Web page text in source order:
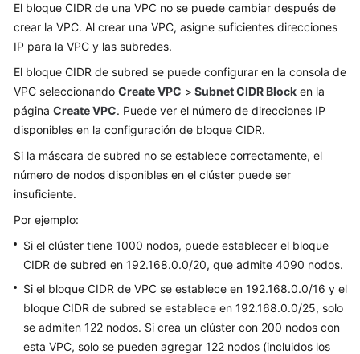
Guía
del
usuario
Referencia
de
API
Preguntas
frecuentes
frecuentes
Facturación
Clúster
El bloque CIDR de una VPC no se puede cambiar después de
crear la VPC. Al crear una VPC, asigne suficientes direcciones
IP para la VPC y las subredes.
El bloque CIDR de subred se puede configurar en la consola de
VPC seleccionando Create VPC > Subnet CIDR Block en la
página Create VPC. Puede ver el número de direcciones IP
disponibles en la configuración de bloque CIDR.
Si la máscara de subred no se establece correctamente, el
número de nodos disponibles en el clúster puede ser
insuficiente.
Por ejemplo:
Si el clúster tiene 1000 nodos, puede establecer el bloque
CIDR de subred en 192.168.0.0/20, que admite 4090 nodos.
Si el bloque CIDR de VPC se establece en 192.168.0.0/16 y el
bloque CIDR de subred se establece en 192.168.0.0/25, solo
se admiten 122 nodos. Si crea un clúster con 200 nodos con
esta VPC, solo se pueden agregar 122 nodos (incluidos los